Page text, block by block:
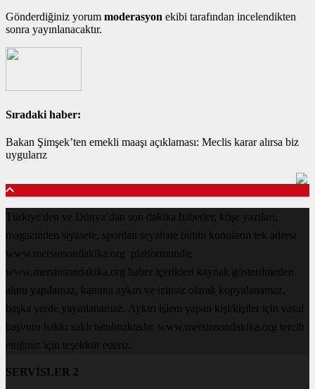
Gönderdiğiniz yorum moderasyon ekibi tarafından incelendikten
sonra yayınlanacaktır.
Sıradaki haber:
Bakan Şimşek’ten emekli maaşı açıklaması: Meclis karar alırsa biz
uygularız
Türkiye'den ve Dünya’dan son dakika haberler, köşe yazıları,
magazinden siyasete, spordan seyahate bütün konuların tek adresi
www.mersinsondakika.org platformunda;
www.mersinsondakika.org haber içerikleri kaynak gösterilmeden
alıntı yapılamaz, kanuna aykırı ve izinsiz olarak kopyalanamaz,
başka yerde yayınlanamaz. Aykırı işlem yapan kişi/kişiler için yasal
başvuru hakkı saklı tutulmaktadır. www.mersinsondakika.org tercih
ettiğiniz için teşekkür ederiz.
SERVİSLER 2